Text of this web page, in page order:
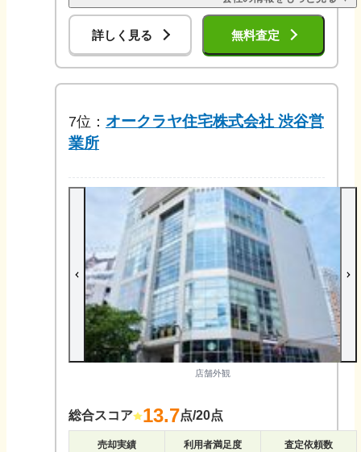
詳しく見る 無料査定
7位： オークラヤ住宅株式会社 渋谷営
業所
店舗外観
総合スコア 13.7点/20点
売却実績 利用者満足度 査定依頼数